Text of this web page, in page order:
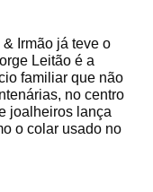
Irmão já teve o
Leitão é a
familiar que não
no centro
joalheiros lança
o colar usado no